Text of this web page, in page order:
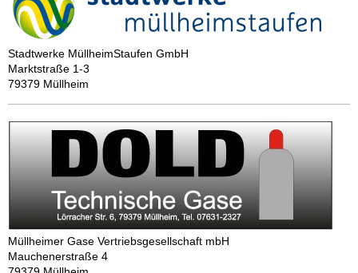
Stadtwerke MüllheimStaufen GmbH
Marktstraße 1-3
79379 Müllheim
Müllheimer Gase Vertriebsgesellschaft mbH
Mauchenerstraße 4